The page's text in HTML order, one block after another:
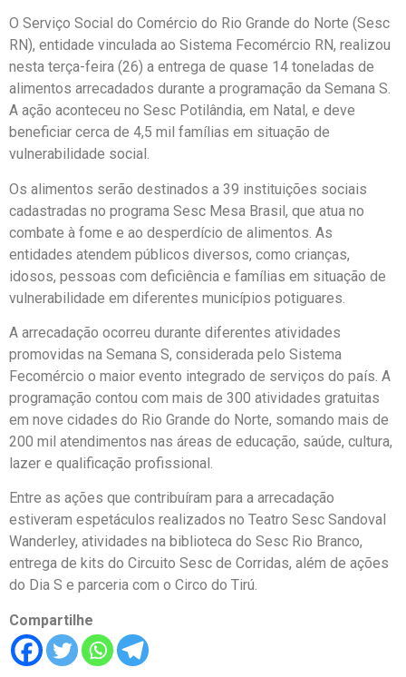
O Serviço Social do Comércio do Rio Grande do Norte (Sesc
RN), entidade vinculada ao Sistema Fecomércio RN, realizou
nesta terça-feira (26) a entrega de quase 14 toneladas de
alimentos arrecadados durante a programação da Semana S.
A ação aconteceu no Sesc Potilândia, em Natal, e deve
beneficiar cerca de 4,5 mil famílias em situação de
vulnerabilidade social.
Os alimentos serão destinados a 39 instituições sociais
cadastradas no programa Sesc Mesa Brasil, que atua no
combate à fome e ao desperdício de alimentos. As
entidades atendem públicos diversos, como crianças,
idosos, pessoas com deficiência e famílias em situação de
vulnerabilidade em diferentes municípios potiguares.
A arrecadação ocorreu durante diferentes atividades
promovidas na Semana S, considerada pelo Sistema
Fecomércio o maior evento integrado de serviços do país. A
programação contou com mais de 300 atividades gratuitas
em nove cidades do Rio Grande do Norte, somando mais de
200 mil atendimentos nas áreas de educação, saúde, cultura,
lazer e qualificação profissional.
Entre as ações que contribuíram para a arrecadação
estiveram espetáculos realizados no Teatro Sesc Sandoval
Wanderley, atividades na biblioteca do Sesc Rio Branco,
entrega de kits do Circuito Sesc de Corridas, além de ações
do Dia S e parceria com o Circo do Tirú.
Compartilhe